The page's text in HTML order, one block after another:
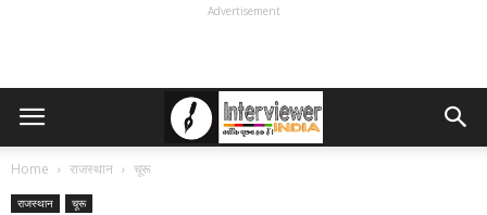
Advertisement
Home राजस्थान चूरू
राजस्थान चूरू